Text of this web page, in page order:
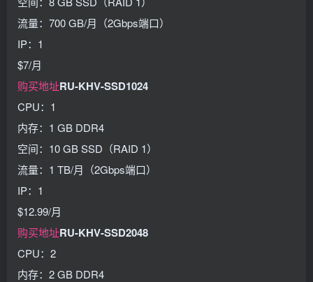
流量：700 GB/月（2Gbps端口）
IP：1
$7/月
购买地址RU-KHV-SSD1024
CPU：1
内存：1 GB DDR4
空间：10 GB SSD（RAID 1）
流量：1 TB/月（2Gbps端口）
IP：1
$12.99/月
购买地址RU-KHV-SSD2048
CPU：2
内存：2 GB DDR4